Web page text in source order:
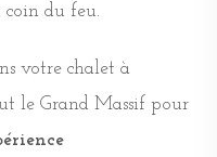
coin du feu.
votre chalet à
le Grand Massif pour